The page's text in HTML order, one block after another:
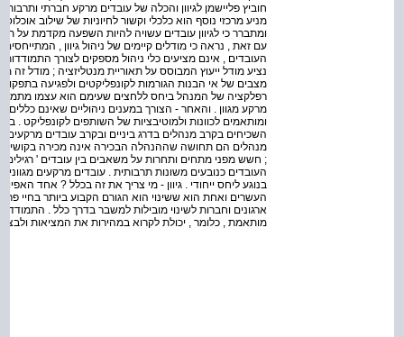
חוביץ פליישמן לגיוון והכלה של עובדים מרקע חברתי
מניע מרכזי נוסף הוא כלכלי וקשור לחיוניות של שילוב
ומתברר כי לגיוון עובדים עשויה להיות השפעה מקדמת על
עם זאת , נראה כי מודלים קיימים של ניהול גיוון ,
העובדים , אינם מציעים כלי ניהול מספקים לצורך
נציע מודל ייעוץ המבוסס על תאוריית מנטליזציה ; מודל
מצבים של אי הבנות הגורמות לקונפליקטים ולפגיעה
רפלקציה של המנהל ביחס ללחצים שעימם הוא עצמו
מרקע מגוון . והאחר - הצורך במענים ניהוליים שאינם
ומותאמים לכוונות ולמוטיבציות של השותפים לקונפליקט
השכיחים בקרב מנהלים בדרג ביניים ובקרב עובדים
מנהלים הם תחושה שההנהלה הבכירה אינה מכירה בקושי
; חשש מפני מתחים ותחרות על משאבים בין עובדים ' רגילים '
העובדים כנובעים משונות תרבותית . עובדים מרקעים
בנוגע ליחס ייחודי . גיוון - מי צריך את זה בכלל ? אחד
העשרים ואחת הוא ששינוי הוא הגורם הקבוע ביותר בחיי
ארגונים וחברות לשינוי מובילות למשבר בדרך כלל .
מותאמת , כלומר , יכולת לקרוא במהירות את המציאות